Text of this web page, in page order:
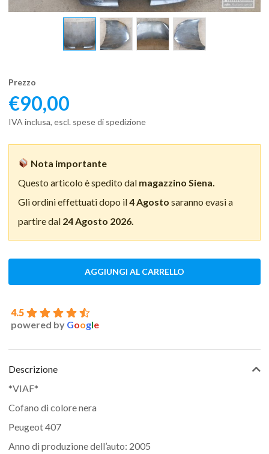
Prezzo
€90,00
IVA inclusa, escl. spese di spedizione
Nota importante
Questo articolo è spedito dal magazzino Siena.
Gli ordini effettuati dopo il4 Agosto saranno evasi a
partire dal 24 Agosto 2026.
AGGIUNGI AL CARRELLO
4.5
powered by Google
Descrizione
*VIAF*
Cofano di colore nera
Peugeot 407
Anno di produzione dell’auto: 2005